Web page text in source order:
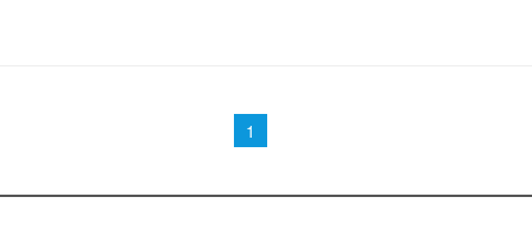
1